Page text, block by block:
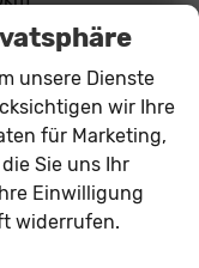
unsere Dienste
wir Ihre
für Marketing,
Sie uns Ihr
Einwilligung
widerrufen.